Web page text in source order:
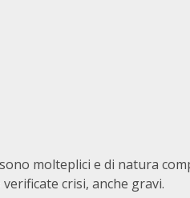
molteplici e di natura
crisi, anche gravi.